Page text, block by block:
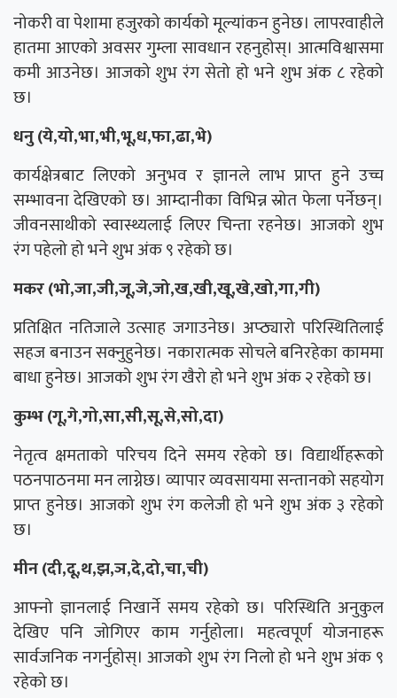
नोकरी वा पेशामा हजुरको कार्यको मूल्यांकन हुनेछ। लापरवाहीले
हातमा आएको अवसर गुम्ला सावधान रहनुहोस्। आत्मविश्वासमा
कमी आउनेछ। आजको शुभ रंग सेतो हो भने शुभ अंक ८ रहेको
छ।
धनु (ये,यो,भा,भी,भू,ध,फा,ढा,भे)
कार्यक्षेत्रबाट लिएको अनुभव र ज्ञानले लाभ प्राप्त हुने उच्च
सम्भावना देखिएको छ। आम्दानीका विभिन्न स्रोत फेला पर्नेछन्।
जीवनसाथीको स्वास्थ्यलाई लिएर चिन्ता रहनेछ। आजको शुभ
रंग पहेलो हो भने शुभ अंक ९ रहेको छ।
मकर (भो,जा,जी,जू,जे,जो,ख,खी,खू,खे,खो,गा,गी)
प्रतिक्षित नतिजाले उत्साह जगाउनेछ। अप्ठ्यारो परिस्थितिलाई
सहज बनाउन सक्नुहुनेछ। नकारात्मक सोचले बनिरहेका काममा
बाधा हुनेछ। आजको शुभ रंग खैरो हो भने शुभ अंक २ रहेको छ।
कुम्भ (गू,गे,गो,सा,सी,सू,से,सो,दा)
नेतृत्व क्षमताको परिचय दिने समय रहेको छ। विद्यार्थीहरूको
पठनपाठनमा मन लाग्नेछ। व्यापार व्यवसायमा सन्तानको सहयोग
प्राप्त हुनेछ। आजको शुभ रंग कलेजी हो भने शुभ अंक ३ रहेको
छ।
मीन (दी,दू,थ,झ,ञ,दे,दो,चा,ची)
आफ्नो ज्ञानलाई निखार्ने समय रहेको छ। परिस्थिति अनुकुल
देखिए पनि जोगिएर काम गर्नुहोला। महत्वपूर्ण योजनाहरू
सार्वजनिक नगर्नुहोस्। आजको शुभ रंग निलो हो भने शुभ अंक ९
रहेको छ।